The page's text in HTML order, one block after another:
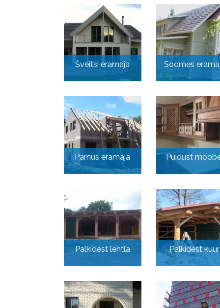
Šveitsi eramaja Soomes
Pärnus eramaja Puidust
Palkidest lehtla Palkidest kuur